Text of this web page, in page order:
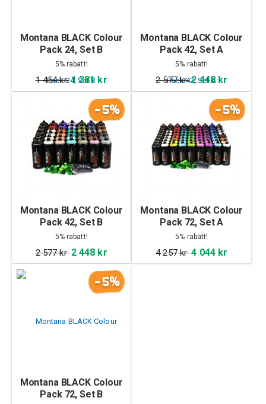
Montana BLACK Colour
Pack 24, Set B
5% rabatt!
1 454 kr1 381 kr
Montana BLACK Colour
Pack 42, Set A
5% rabatt!
2 577 kr2 448 kr
-5%
Montana BLACK Colour
Pack 42, Set B
5% rabatt!
2 577 kr 2 448 kr
-5%
Montana BLACK Colour
Pack 72, Set A
5% rabatt!
4 257 kr4 044 kr
-5%
Montana BLACK Colour
Pack 72, Set B